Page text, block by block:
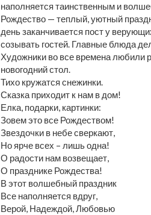
наполняется таинственным и
Рождество — теплый, уютный
день заканчивается пост у
созывать гостей. Главные блюда
Художники во все времена любили
новогодний стол.
Тихо кружатся снежинки.
Сказка приходит к нам в дом!
Елка, подарки, картинки:
Зовем это все Рождеством!
Звездочки в небе сверкают,
Но ярче всех – лишь одна!
О радости нам возвещает,
О празднике Рождества!
В этот волшебный праздник
Все наполняется вдруг,
Верой, Надеждой, Любовью